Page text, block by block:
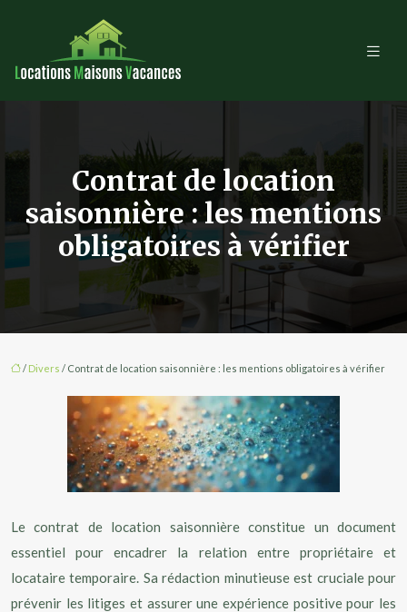
Contrat de location
saisonnière : les mentions
obligatoires à vérifier
/ Divers / Contrat de location saisonnière : les mentions obligatoires à vérifier
Le contrat de location saisonnière constitue un document
essentiel pour encadrer la relation entre propriétaire et
locataire temporaire. Sa rédaction minutieuse est cruciale pour
prévenir les litiges et assurer une expérience positive pour les